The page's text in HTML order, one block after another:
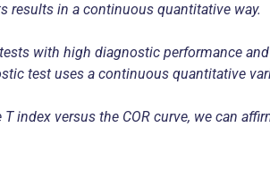
results in a continuous quantitative way.
with high diagnostic performance
test uses a continuous quantitative
versus the COR curve, we can